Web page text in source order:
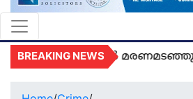
BREAKING NEWS
യുകെയിൽ മരണമടഞ്ഞു...